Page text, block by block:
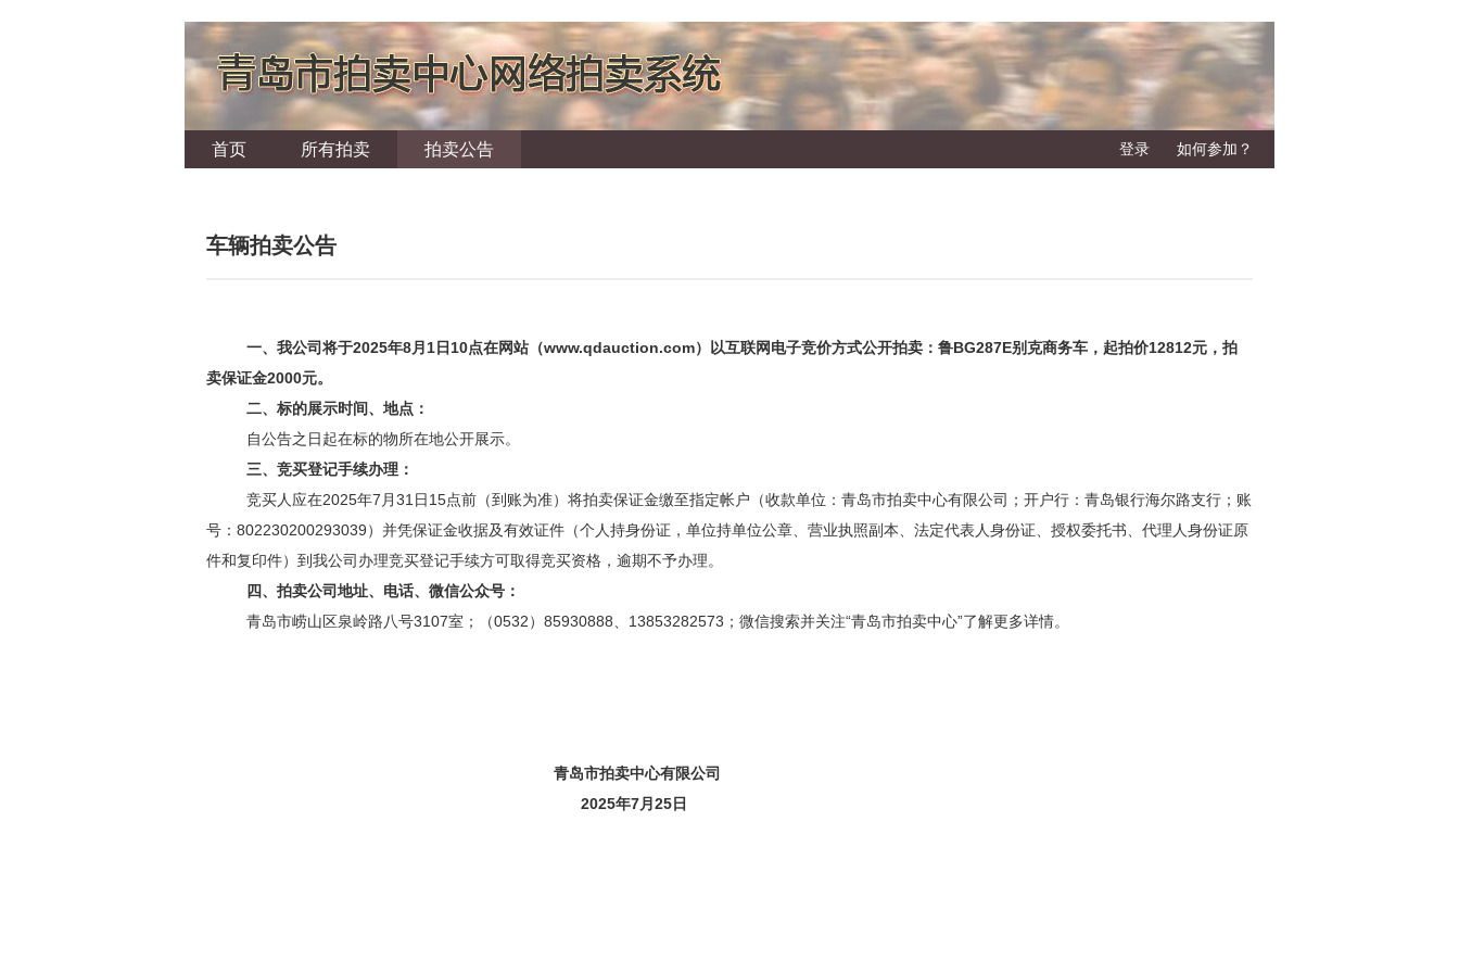
首页 所有拍卖 拍卖公告 登录 如何参加？
车辆拍卖公告
一、我公司将于2025年8月 1日 10点在网站（www.qdauction.com）以互联网电子竞价方式公开拍卖：鲁BG287E别克商务车，起拍价12812元，拍
卖保证金2000元。
二、标的展示时间、地点：
自公告之日起在标的物所在地公开展示。
三、竞买登记手续办理：
竞买人应在2025年7 月31 日15点前（到账为准）将拍卖保证金缴至指定帐户（收款单位：青岛市拍卖中心有限公司；开户行：青岛银行海尔路支行；账
号： 802230200293039）并凭保证金收据及有效证件（个人持身份证，单位持单位公章、营业执照副本、法定代表人身份证、授权委托书、代理人身份证原
件和复印件）到我公司办理竞买登记手续方可取得竞买资格，逾期不予办理。
四、拍卖公司地址、电话、微信公众号：
青岛市崂山区泉岭路八号3107室；（0532）85930888 13853282573 ；微信搜索并关注“青岛市拍卖中心”了解更多详情。
青岛市拍卖中心有限公司
2025年7月25日